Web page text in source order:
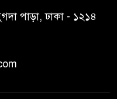
পূর্বাভাস
সঙ্গে দেখা করে স্বপ্নপূরণ
হারমোনিয়াম
পাড়া, ঢাকা - ১২১৪